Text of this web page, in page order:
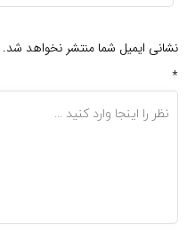
نشانی ایمیل شما منتشر نخواهد شد.
*